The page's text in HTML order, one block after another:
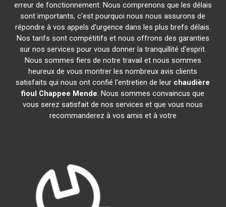
erreur de fonctionnement. Nous comprenons que les délais
sont importants, c'est pourquoi nous nous assurons de
répondre à vos appels d'urgence dans les plus brefs délais.
Nos tarifs sont compétitifs et nous offrons des garanties
sur nos services pour vous donner la tranquillité d'esprit.
Nous sommes fiers de notre travail et nous sommes
heureux de vous montrer les nombreux avis clients
satisfaits qui nous ont confié l'entretien de leur chaudière
fioul Chappee Mende. Nous sommes convaincus que
vous serez satisfait de nos services et que vous nous
recommanderez à vos amis et à votre